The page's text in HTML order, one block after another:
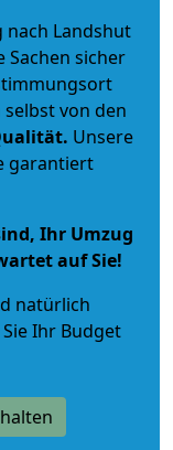
nach Landshut
sicher
von den
. Unsere
garantiert
Ihr Umzug
auf Sie!
natürlich
Ihr Budget